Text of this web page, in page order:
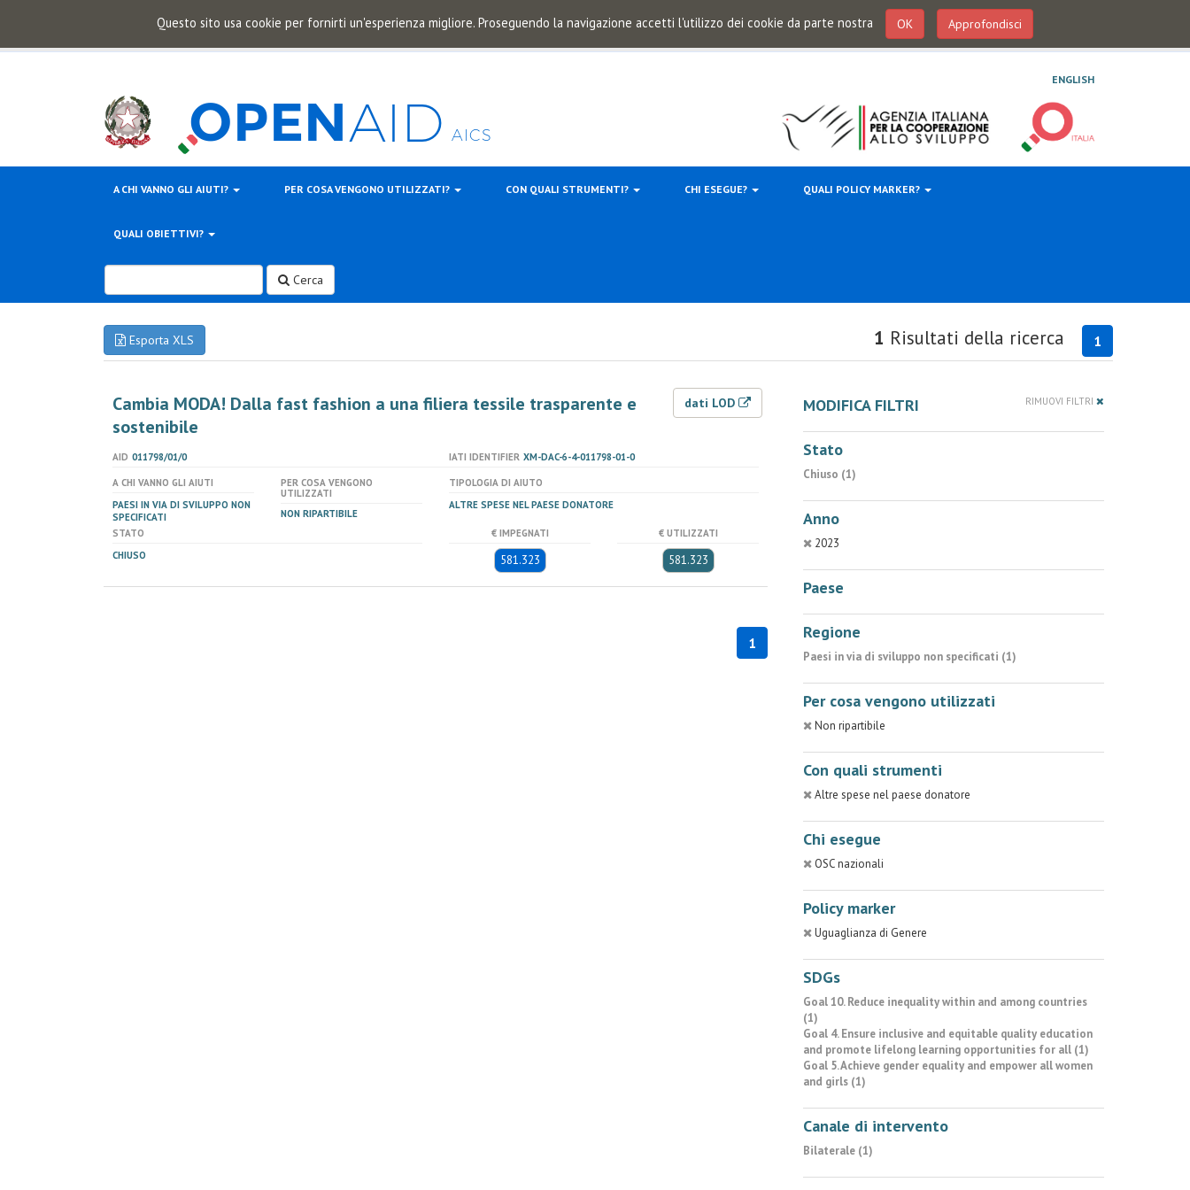
Questo sito usa cookie per fornirti un'esperienza migliore. Proseguendo la navigazione accetti l'utilizzo dei cookie da parte nostra OK Approfondisci
ENGLISH
A CHI VANNO GLI AIUTI? PER COSA VENGONO UTILIZZATI? CON QUALI STRUMENTI? CHI ESEGUE? QUALI POLICY MARKER?
QUALI OBIETTIVI?
Cerca
Esporta XLS 1
1 Risultati della ricerca
Cambia MODA! Dalla fast fashion a una filiera tessile trasparente e
sostenibile
dati LOD
AID 011798/01/0 IATI IDENTIFIER XM-DAC-6-4-011798-01-0
A CHI VANNO GLI AIUTI
PAESI IN VIA DI SVILUPPO NON
SPECIFICATI
PER COSA VENGONO
UTILIZZATI
NON RIPARTIBILE
TIPOLOGIA DI AIUTO
ALTRE SPESE NEL PAESE DONATORE
STATO
CHIUSO
€ IMPEGNATI
581.323
€ UTILIZZATI
581.323
1
MODIFICA FILTRI RIMUOVI FILTRI
Stato
Chiuso (1)
Anno
2023
Paese
Regione
Paesi in via di sviluppo non specificati (1)
Per cosa vengono utilizzati
Non ripartibile
Con quali strumenti
Altre spese nel paese donatore
Chi esegue
OSC nazionali
Policy marker
Uguaglianza di Genere
SDGs
Goal 10. Reduce inequality within and among countries
(1)
Goal 4. Ensure inclusive and equitable quality education
and promote lifelong learning opportunities for all (1)
Goal 5. Achieve gender equality and empower all women
and girls (1)
Canale di intervento
Bilaterale (1)